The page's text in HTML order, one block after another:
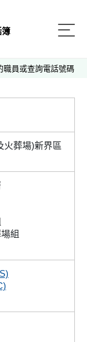
簿
職員或查詢電話號碼
火葬場)新界區
組